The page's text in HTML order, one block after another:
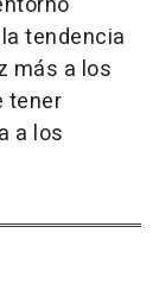
tendencia
más a los
tener
a los